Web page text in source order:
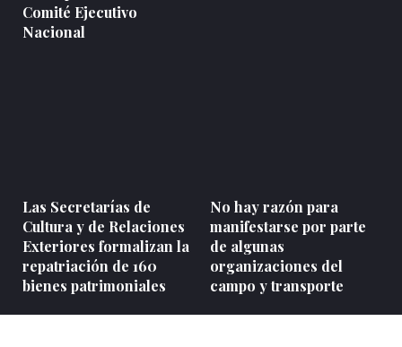
Comité Ejecutivo
Nacional
Las Secretarías de
Cultura y de Relaciones
Exteriores formalizan la
repatriación de 160
bienes patrimoniales
No hay razón para
manifestarse por parte
de algunas
organizaciones del
campo y transporte